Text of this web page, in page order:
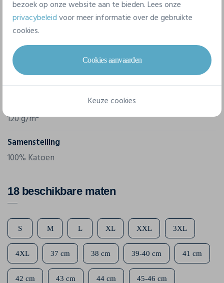
Merk
Russell
Referentie
R-958M-0
120 g/m²
Samenstelling
100% Katoen
18 beschikbare maten
S M L XL XXL 3XL
4XL 37 cm 38 cm 39-40 cm 41 cm
42 cm 43 cm 44 cm 45-46 cm
bezoek op onze website aan te bieden. Lees onze
privacybeleidvoor meer informatie over de gebruikte
cookies.
Cookies aanvaarden
Keuze cookies